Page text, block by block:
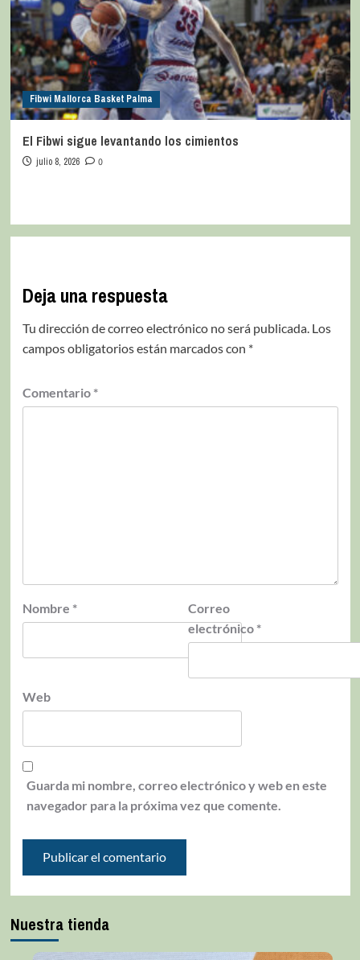
Fibwi Mallorca Basket Palma
El Fibwi sigue levantando los cimientos
julio 8, 2026 0
Deja una respuesta
Tu dirección de correo electrónico no será publicada. Los
campos obligatorios están marcados con *
Comentario *
Nombre *
Correo
electrónico *
Web
Guarda mi nombre, correo electrónico y web en este
navegador para la próxima vez que comente.
Nuestra tienda